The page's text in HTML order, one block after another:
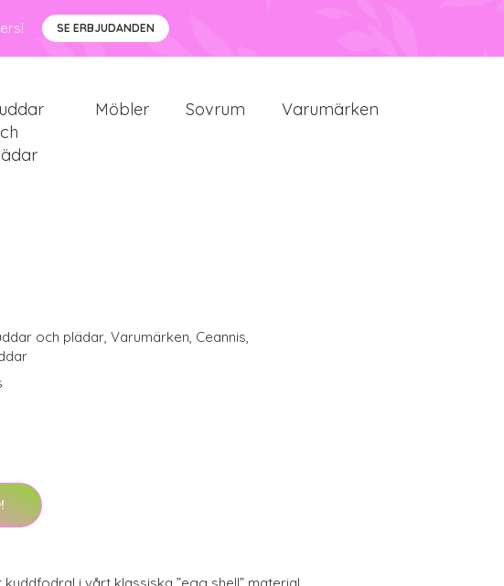
SE ERBJUDANDEN
Möbler Sovrum Varumärken
och plädar, Varumärken, Ceannis,